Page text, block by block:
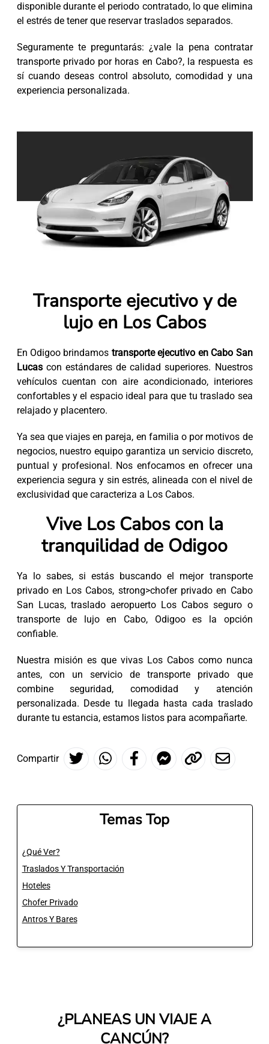
disponible durante el periodo contratado, lo que elimina
el estrés de tener que reservar traslados separados.
Seguramente te preguntarás: ¿vale la pena contratar
transporte privado por horas en Cabo?, la respuesta es
sí cuando deseas control absoluto, comodidad y una
experiencia personalizada.
Transporte ejecutivo y de
lujo en Los Cabos
En Odigoo brindamos transporte ejecutivo en Cabo San
Lucascon estándares de calidad superiores. Nuestros
vehículos cuentan con aire acondicionado, interiores
confortables y el espacio ideal para que tu traslado sea
relajado y placentero.
Ya sea que viajes en pareja, en familia o por motivos de
negocios, nuestro equipo garantiza un servicio discreto,
puntual y profesional. Nos enfocamos en ofrecer una
experiencia segura y sin estrés, alineada con el nivel de
exclusividad que caracteriza a Los Cabos.
Vive Los Cabos con la
tranquilidad de Odigoo
Ya lo sabes, si estás buscando el mejor transporte
privado en Los Cabos, strong>chofer privado en Cabo
San Lucas, traslado aeropuerto Los Cabos seguro o
transporte de lujo en Cabo, Odigoo es la opción
confiable.
Nuestra misión es que vivas Los Cabos como nunca
antes, con un servicio de transporte privado que
combine seguridad, comodidad y atención
personalizada. Desde tu llegada hasta cada traslado
durante tu estancia, estamos listos para acompañarte.
Compartir
Temas Top
¿Qué Ver?
Traslados Y Transportación
Hoteles
Chofer Privado
Antros Y Bares
¿PLANEAS UN VIAJE A
CANCÚN?